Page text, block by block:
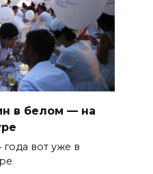
в белом — на
года вот уже в